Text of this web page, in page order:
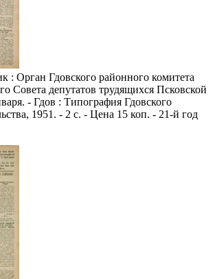
: Орган Гдовского районного комитета
Совета депутатов трудящихся Псковской
- Гдов : Типография Гдовского
1951. - 2 с. - Цена 15 коп. - 21-й год